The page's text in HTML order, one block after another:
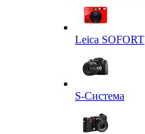
Leica SOFORT
S-Система